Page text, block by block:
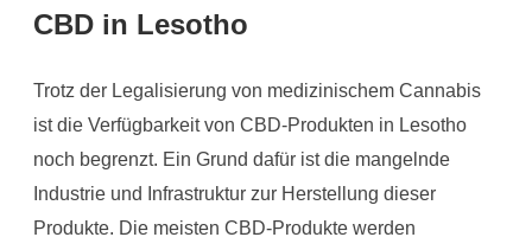
CBD in Lesotho
Trotz der Legalisierung von medizinischem Cannabis
ist die Verfügbarkeit von CBD-Produkten in Lesotho
noch begrenzt. Ein Grund dafür ist die mangelnde
Industrie und Infrastruktur zur Herstellung dieser
Produkte. Die meisten CBD-Produkte werden